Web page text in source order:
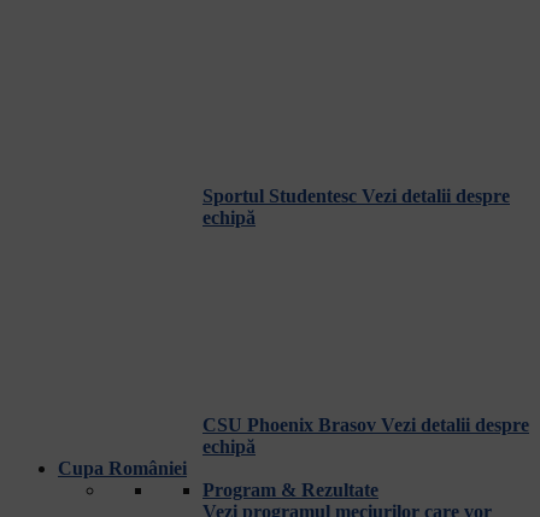
Sportul Studentesc Vezi detalii despre
echipă
CSU Phoenix Brasov Vezi detalii despre
echipă
Cupa României
Program & Rezultate
Vezi programul meciurilor care vor